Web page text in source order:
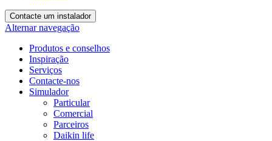
Contacte um instalador
Alternar navegação
Produtos e conselhos
Inspiração
Serviços
Contacte-nos
Simulador
Particular
Comercial
Parceiros
Daikin life